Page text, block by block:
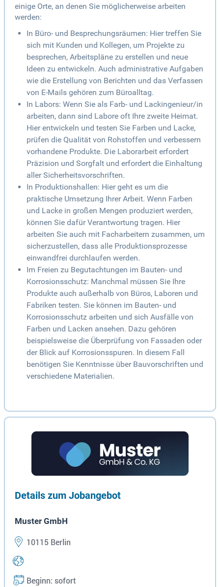
einige Orte, an denen Sie möglicherweise arbeiten
werden:
In Büro- und Besprechungsräumen: Hier treffen Sie
sich mit Kunden und Kollegen, um Projekte zu
besprechen, Arbeitspläne zu erstellen und neue
Ideen zu entwickeln. Auch administrative Aufgaben
wie die Erstellung von Berichten und das Verfassen
von E-Mails gehören zum Büroalltag.
In Labors: Wenn Sie als Farb- und Lackingenieur/in
arbeiten, dann sind Labore oft Ihre zweite Heimat.
Hier entwickeln und testen Sie Farben und Lacke,
prüfen die Qualität von Rohstoffen und verbessern
vorhandene Produkte. Die Laborarbeit erfordert
Präzision und Sorgfalt und erfordert die Einhaltung
aller Sicherheitsvorschriften.
In Produktionshallen: Hier geht es um die
praktische Umsetzung Ihrer Arbeit. Wenn Farben
und Lacke in großen Mengen produziert werden,
können Sie dafür Verantwortung tragen. Hier
arbeiten Sie auch mit Facharbeitern zusammen, um
sicherzustellen, dass alle Produktionsprozesse
einwandfrei durchlaufen werden.
Im Freien zu Begutachtungen im Bauten- und
Korrosionsschutz: Manchmal müssen Sie Ihre
Produkte auch außerhalb von Büros, Laboren und
Fabriken testen. Sie können im Bauten- und
Korrosionsschutz arbeiten und sich Ausfälle von
Farben und Lacken ansehen. Dazu gehören
beispielsweise die Überprüfung von Fassaden oder
der Blick auf Korrosionsspuren. In diesem Fall
benötigen Sie Kenntnisse über Bauvorschriften und
verschiedene Materialien.
Details zum Jobangebot
Muster GmbH
10115 Berlin
Beginn: sofort